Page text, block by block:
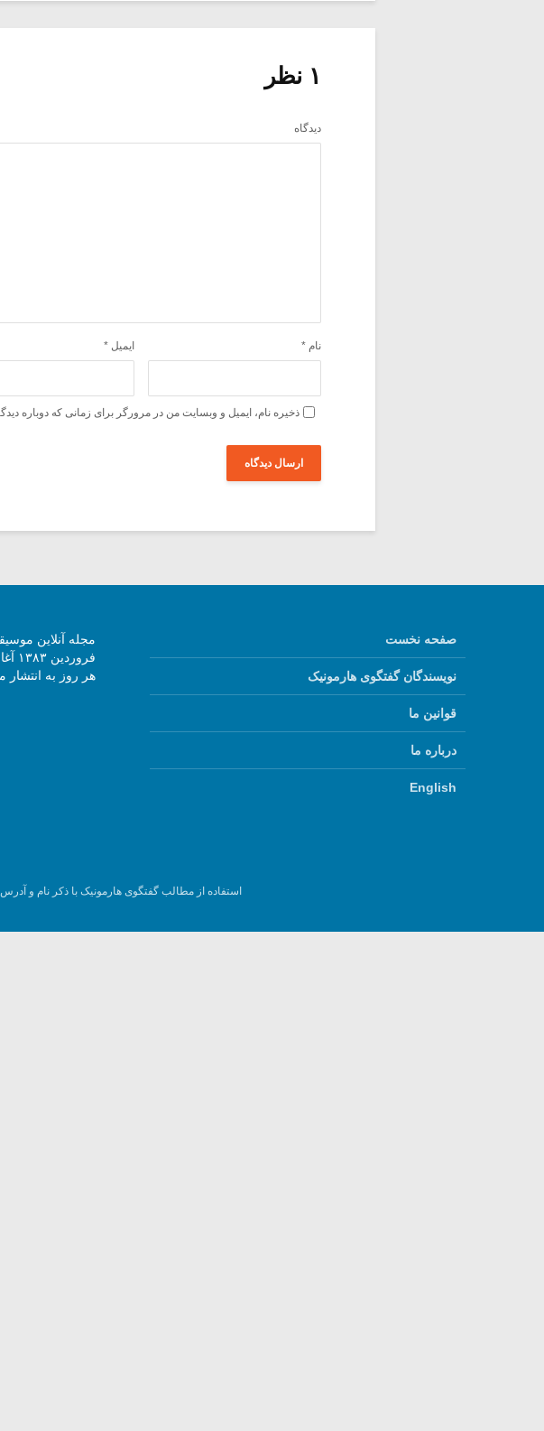
۱ نظر
دیدگاه
نام * ایمیل *
ذخیره نام، ایمیل و وبسایت من در مرورگر برای زمانی که دوباره
صفحه نخست
نویسندگان گفتگوی هارمونیک
قوانین ما
درباره ما
English
هر روز به انتشار
استفاده از مطالب گفتگوی هارمونیک با ذکر نام و